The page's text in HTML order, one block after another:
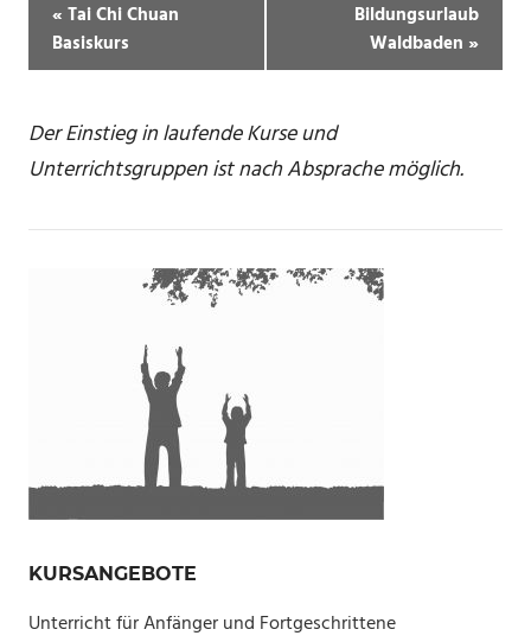
« Tai Chi Chuan
Basiskurs
Bildungsurlaub
Waldbaden »
Der Einstieg in laufende Kurse und
Unterrichtsgruppen ist nach Absprache möglich.
KURSANGEBOTE
Unterricht für Anfänger und Fortgeschrittene